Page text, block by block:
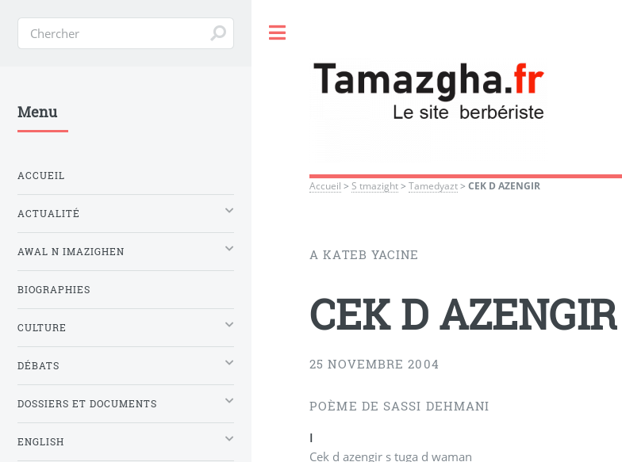
Accueil > S tmazight>Tamedyazt>CEK D AZENGIR
A KATEB YACINE
CEK D AZENGIR
25 NOVEMBRE 2004
POÈME DE SASSI DEHMANI
I
Cek d azengir s tuga d waman
Menu
ACCUEIL
ACTUALITÉ
AWAL N IMAZIGHEN
BIOGRAPHIES
CULTURE
DÉBATS
DOSSIERS ET DOCUMENTS
ENGLISH